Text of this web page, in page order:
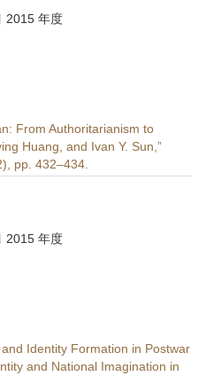
2015 年度
From Authoritarianism to
Huang, and Ivan Y. Sun,”
pp. 432–434.
2015 年度
Identity Formation in Postwar
and National Imagination in